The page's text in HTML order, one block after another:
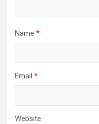
Name *
Email *
Website